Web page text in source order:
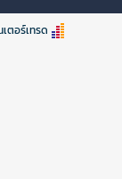
ตอร์เทรด